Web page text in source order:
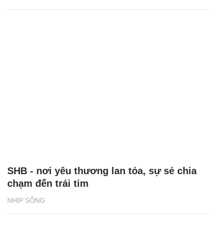
NHỊP SỐNG
SHB - nơi yêu thương lan tỏa, sự sẻ chia
chạm đến trái tim